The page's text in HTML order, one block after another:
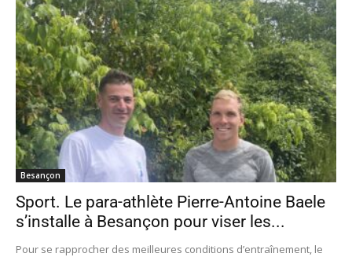
Besançon
Sport. Le para-athlète Pierre-Antoine Baele
s’installe à Besançon pour viser les...
Pour se rapprocher des meilleures conditions d’entraînement, le